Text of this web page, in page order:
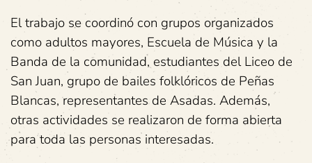
El trabajo se coordinó con grupos organizados
como adultos mayores, Escuela de Música y la
Banda de la comunidad, estudiantes del Liceo de
San Juan, grupo de bailes folklóricos de Peñas
Blancas, representantes de Asadas. Además,
otras actividades se realizaron de forma abierta
para toda las personas interesadas.